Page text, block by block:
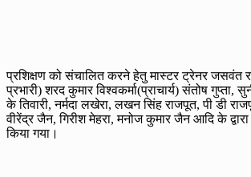
प्रशिक्षण को संचालित करने हेतु मास्टर ट्रेनर जसवंत
प्रभारी) शरद कुमार विश्वकर्मा(प्राचार्य) संतोष गुप्ता,
के तिवारी, नर्मदा लखेरा, लखन सिंह राजपूत, पी डी
वीरेंद्र जैन, गिरीश मेहरा, मनोज कुमार जैन आदि के
किया गया।